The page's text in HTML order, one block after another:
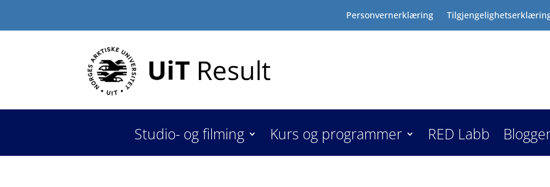
Personvernerklæring
Studio- og filming Kurs og programmer RED Labb